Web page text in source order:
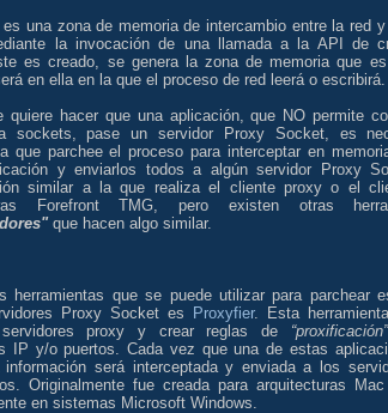
una zona de memoria de intercambio entre la red
la invocación de una llamada a la API de
es creado, se genera la zona de memoria que
en ella en la que el proceso de red leerá o escribirá.
quiere hacer que una aplicación, que NO permite
sockets, pase un servidor Proxy Socket, es
que parchee el proceso para interceptar en
y enviarlos todos a algún servidor Proxy
similar a la que realiza el cliente proxy o el
Forefront TMG, pero existen otras
que hacen algo similar.
herramientas que se puede utilizar para parchear
Proxy Socket es
Proxyfier. Esta
servidores proxy y crear reglas de “proxificación”
IP y/o puertos. Cada vez que una de estas
será interceptada y enviada a los
Originalmente fue creada para arquitecturas
en sistemas Microsoft Windows.